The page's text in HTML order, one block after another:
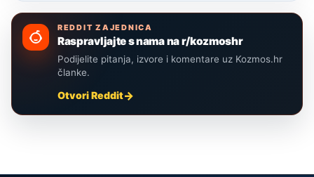
REDDIT ZAJEDNICA
Raspravljajte s nama na r/kozmoshr
Podijelite pitanja, izvore i komentare uz Kozmos.hr
članke.
Otvori Reddit